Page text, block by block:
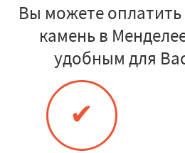
Вы можете
камень в
удобным для
✔